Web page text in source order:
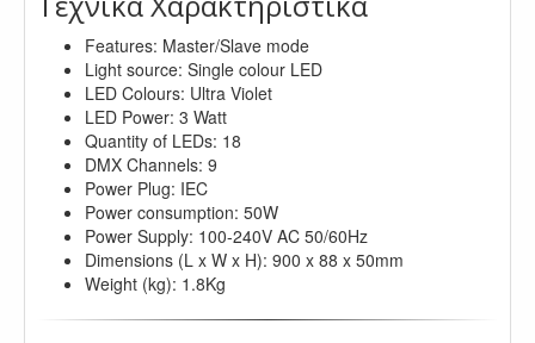
Features: Master/Slave mode
Light source: Single colour LED
LED Colours: Ultra Violet
LED Power: 3 Watt
Quantity of LEDs: 18
DMX Channels: 9
Power Plug: IEC
Power consumption: 50W
Power Supply: 100-240V AC 50/60Hz
Dimensions (L x W x H): 900 x 88 x 50mm
Weight (kg): 1.8Kg